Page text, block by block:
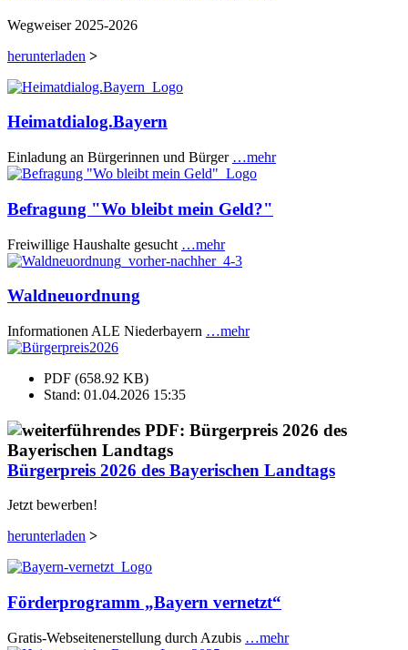
Wegweiser 2025-2026
herunterladen >
Heimatdialog.Bayern
Einladung an Bürgerinnen und Bürger …mehr
Befragung "Wo bleibt mein Geld?"
Freiwillige Haushalte gesucht …mehr
Waldneuordnung
Informationen ALE Niederbayern …mehr
PDF (658.92 KB)
Stand: 01.04.2026 15:35
Bürgerpreis 2026 des Bayerischen Landtags
Jetzt bewerben!
herunterladen >
Förderprogramm „Bayern vernetzt“
Gratis-Webseitenerstellung durch Azubis …mehr